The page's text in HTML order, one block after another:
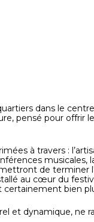
dans le
pensé pour offrir
à travers :
musicales,
de terminer
au cœur du
certainement bien
et dynamique, ne